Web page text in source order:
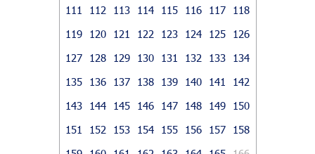
111
112 113 114 115 116 117
118
119
120 121 122 123 124 125
126
127
128 129 130 131 132 133
134
135
136 137 138 139 140 141
142
143
144 145 146 147 148 149
150
151
152 153 154 155 156 157
158